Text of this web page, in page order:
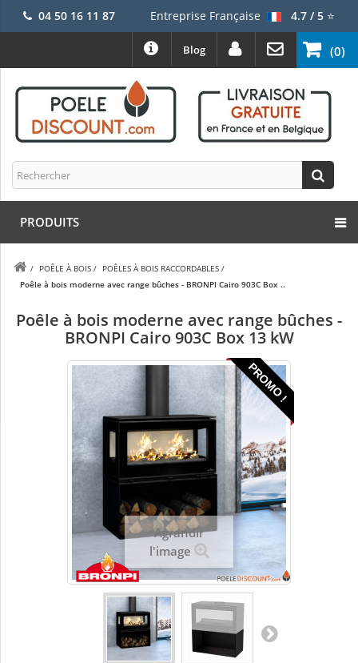
04 50 16 11 87 Entreprise Française 4.7 / 5⭐
(0)
Blog
PRODUITS
/ POÊLE À BOIS / POÊLES À BOIS RACCORDABLES /
Poêle à bois moderne avec range bûches - BRONPI Cairo 903C Box ..
Poêle à bois moderne avec range bûches -
BRONPI Cairo 903C Box 13 kW
PROMO !
Agrandir
l'image